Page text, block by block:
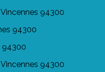
94300
94300
94300
94300